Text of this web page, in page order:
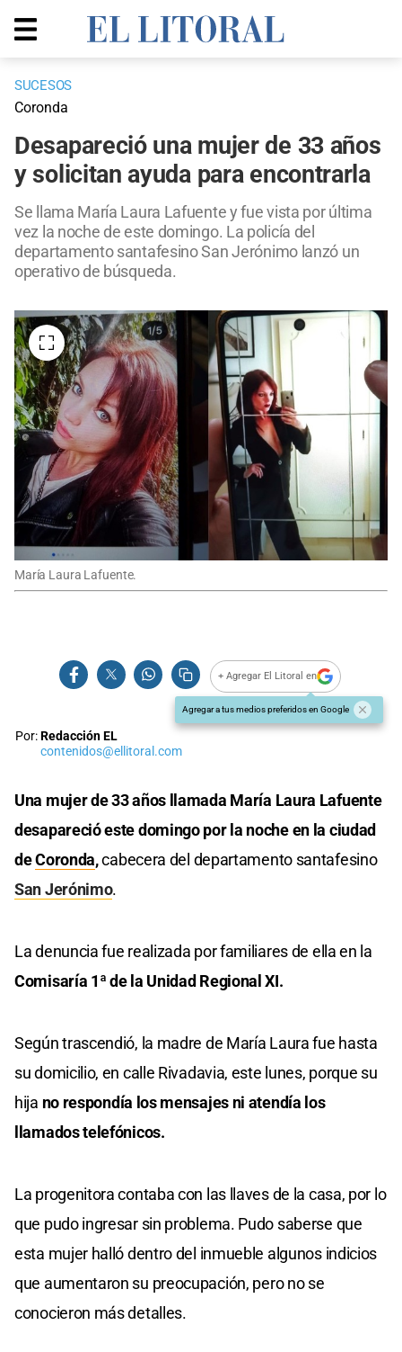
SUCESOS
Coronda
Desapareció una mujer de 33 años
y solicitan ayuda para encontrarla
Se llama María Laura Lafuente y fue vista por última
vez la noche de este domingo. La policía del
departamento santafesino San Jerónimo lanzó un
operativo de búsqueda.
María Laura Lafuente.
+ Agregar El Litoral en
Agregar a tus medios preferidos en Google
Por:Redacción EL
contenidos@ellitoral.com
Una mujer de 33 años llamada María Laura Lafuente
desapareció este domingo por la noche en la ciudad
deCoronda,cabecera del departamento santafesino
San Jerónimo.
La denuncia fue realizada por familiares de ella en la
Comisaría 1ª de la Unidad Regional XI.
Según trascendió, la madre de María Laura fue hasta
su domicilio, en calle Rivadavia, este lunes, porque su
hija no respondía los mensajes ni atendía los
llamados telefónicos.
La progenitora contaba con las llaves de la casa, por lo
que pudo ingresar sin problema. Pudo saberse que
esta mujer halló dentro del inmueble algunos indicios
que aumentaron su preocupación, pero no se
conocieron más detalles.